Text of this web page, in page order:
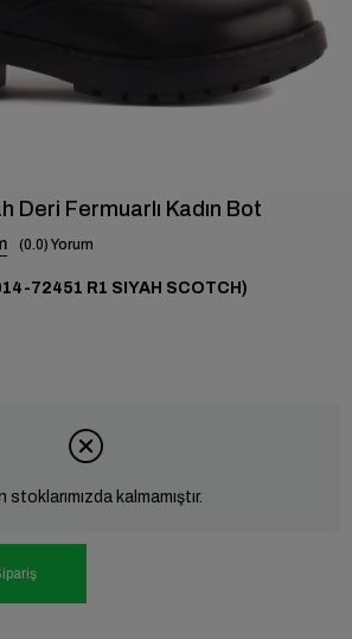
Deri Fermuarlı Kadın Bot
0.0
72451 R1 SIYAH SCOTCH)
stoklarımızda kalmamıştır.